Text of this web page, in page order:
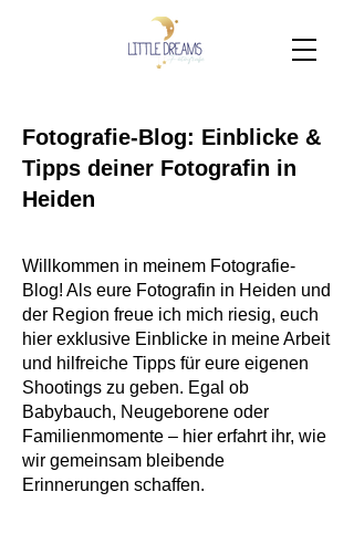
Fotografie-Blog: Einblicke &
Tipps deiner Fotografin in
Heiden
Willkommen in meinem Fotografie-
Blog! Als eure Fotografin in Heiden und
der Region freue ich mich riesig, euch
hier exklusive Einblicke in meine Arbeit
und hilfreiche Tipps für eure eigenen
Shootings zu geben. Egal ob
Babybauch, Neugeborene oder
Familienmomente – hier erfahrt ihr, wie
wir gemeinsam bleibende
Erinnerungen schaffen.